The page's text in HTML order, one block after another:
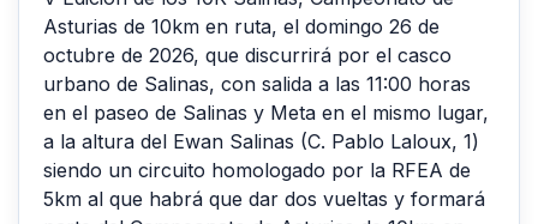
Asturias de 10km en ruta, el domingo 26 de
octubre de 2026, que discurrirá por el casco
urbano de Salinas, con salida a las 11:00 horas
en el paseo de Salinas y Meta en el mismo lugar,
a la altura del Ewan Salinas (C. Pablo Laloux, 1)
siendo un circuito homologado por la RFEA de
5km al que habrá que dar dos vueltas y formará